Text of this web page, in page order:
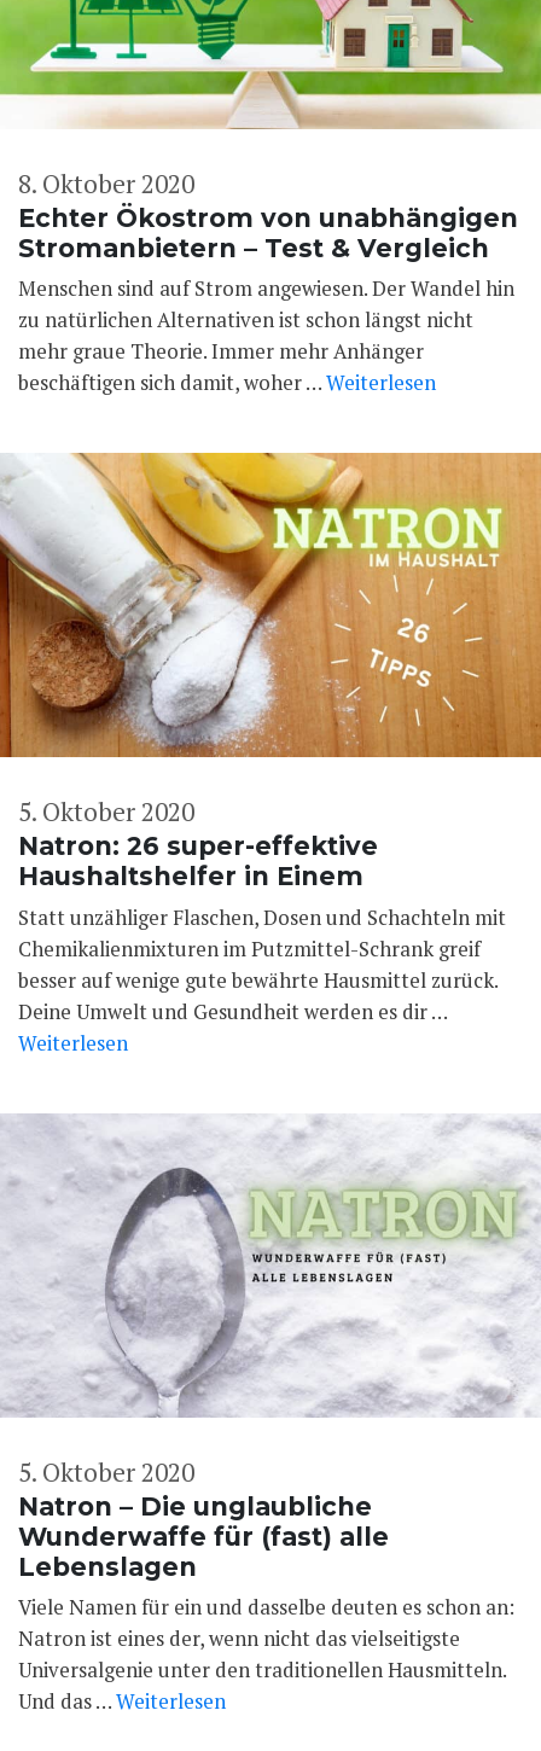
Echter Ökostrom von unabhängigen
Stromanbietern – Test & Vergleich
8. Oktober 2020
Menschen sind auf Strom angewiesen. Der Wandel hin
zu natürlichen Alternativen ist schon längst nicht
mehr graue Theorie. Immer mehr Anhänger
beschäftigen sich damit, woher …Weiterlesen
Natron: 26 super-effektive
Haushaltshelfer in Einem
5. Oktober 2020
Statt unzähliger Flaschen, Dosen und Schachteln mit
Chemikalienmixturen im Putzmittel-Schrank greif
besser auf wenige gute bewährte Hausmittel zurück.
Deine Umwelt und Gesundheit werden es dir …
Weiterlesen
Natron – Die unglaubliche
Wunderwaffe für (fast) alle
Lebenslagen
5. Oktober 2020
Viele Namen für ein und dasselbe deuten es schon an:
Natron ist eines der, wenn nicht das vielseitigste
Universalgenie unter den traditionellen Hausmitteln.
Und das …Weiterlesen